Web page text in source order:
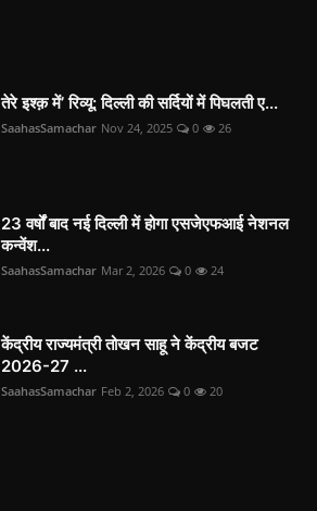
तेरे इश्क़ में’ रिव्यू: दिल्ली की सर्दियों में पिघलती ए...
SaahasSamachar Nov 24, 2025 0 26
23 वर्षों बाद नई दिल्ली में होगा एसजेएफआई नेशनल
कन्वेंश...
SaahasSamachar Mar 2, 2026 0 24
केंद्रीय राज्यमंत्री तोखन साहू ने केंद्रीय बजट
2026-27 ...
SaahasSamachar Feb 2, 2026 0 20